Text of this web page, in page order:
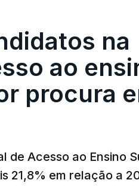
na
ao
procura
de Acesso ao Ensino
21,8% em relação a